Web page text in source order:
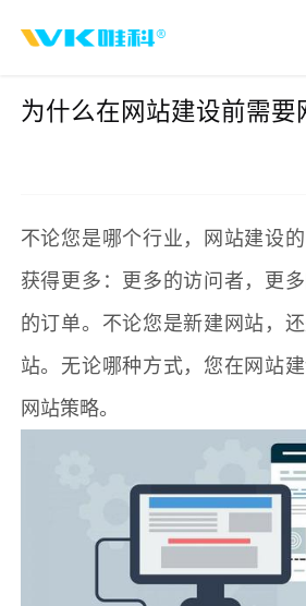
为什么在网站建设前需要
不论您是哪个行业， 网站建设
获得更多：更多的访问者，更
的订单。不论您是新建网站，
站。无论哪种方式，您在网站
网站策略。